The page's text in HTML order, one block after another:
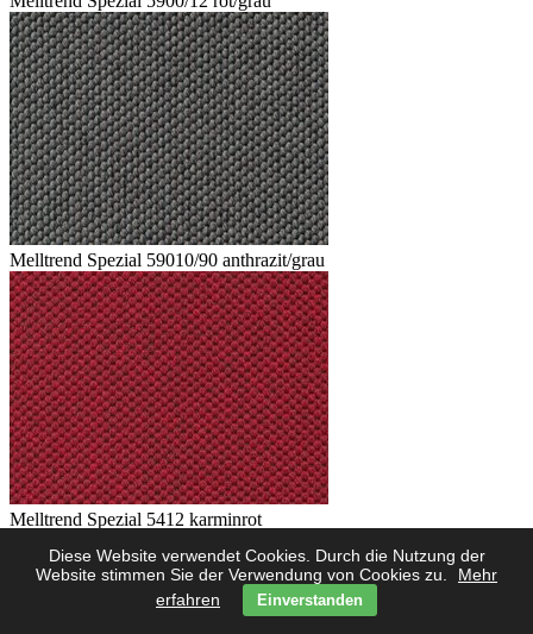
Diese Website verwendet Cookies. Durch die Nutzung der
Website stimmen Sie der Verwendung von Cookies zu.
Mehr
erfahren
Einverstanden
Melltrend Spezial 59010/90 anthrazit/grau
Melltrend Spezial 5412 karminrot